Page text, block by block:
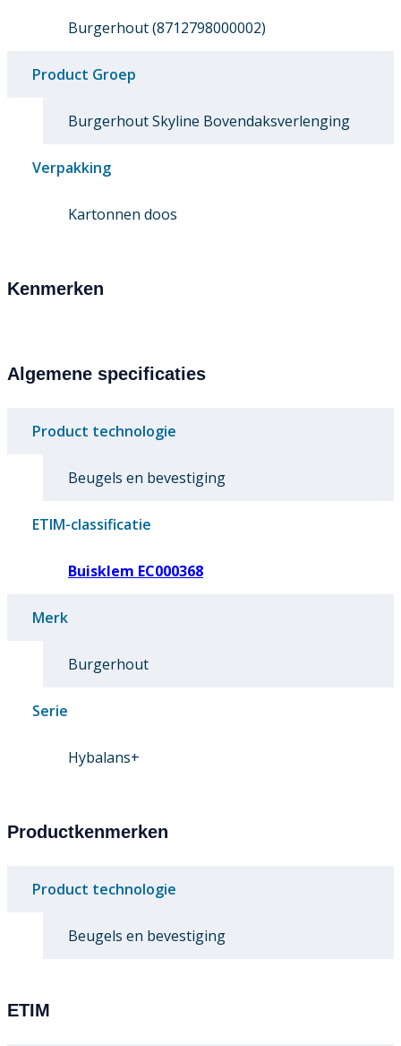
Burgerhout (8712798000002)
Product Groep
Burgerhout Skyline Bovendaksverlenging
Verpakking
Kartonnen doos
Kenmerken
Algemene specificaties
Product technologie
Beugels en bevestiging
ETIM-classificatie
Buisklem EC000368
Merk
Burgerhout
Serie
Hybalans+
Productkenmerken
Product technologie
Beugels en bevestiging
ETIM